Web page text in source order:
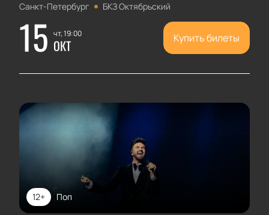
Санкт-Петербург БКЗ Октябрьский
15 чт, 19:00
ОКТ Купить билеты
Поп
12+